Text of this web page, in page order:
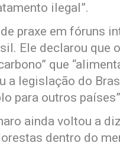
ilegal”.
praxe em fóruns
Ele declarou que
que
a legislação do
para outros
ainda voltou a
dentro do